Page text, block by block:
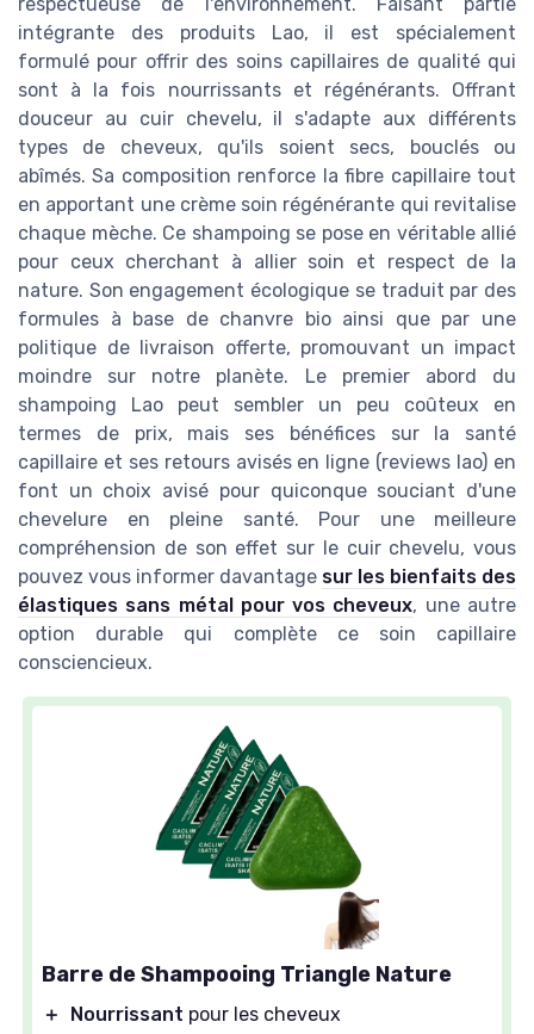
intégrante des produits Lao, il est spécialement
formulé pour offrir des soins capillaires de qualité qui
sont à la fois nourrissants et régénérants. Offrant
douceur au cuir chevelu, il s'adapte aux différents
types de cheveux, qu'ils soient secs, bouclés ou
abîmés. Sa composition renforce la fibre capillaire tout
en apportant une crème soin régénérante qui revitalise
chaque mèche. Ce shampoing se pose en véritable allié
pour ceux cherchant à allier soin et respect de la
nature. Son engagement écologique se traduit par des
formules à base de chanvre bio ainsi que par une
politique de livraison offerte, promouvant un impact
moindre sur notre planète. Le premier abord du
shampoing Lao peut sembler un peu coûteux en
termes de prix, mais ses bénéfices sur la santé
capillaire et ses retours avisés en ligne (reviews lao) en
font un choix avisé pour quiconque souciant d'une
chevelure en pleine santé. Pour une meilleure
compréhension de son effet sur le cuir chevelu, vous
pouvez vous informer davantage sur les bienfaits des
élastiques sans métal pour vos cheveux, une autre
option durable qui complète ce soin capillaire
consciencieux.
Barre de Shampooing Triangle Nature
＋ Nourrissant pour les cheveux